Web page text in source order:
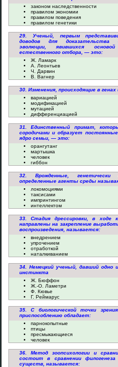
законом наследственности
правилом экономии
правилом поведения
правилом генетики
29. Ученый, первым
доводов для доказательства
эволюции, явившихся
естественного отбора, — это:
Ж. Ламарк
А. Леонтьев
Ч. Дарвин
В. Вагнер
30. Изменения, происходящие в
вариацией
модификацией
мутацией
дифференциацией
31. Единственный примат,
сородичами и образует
ядро семьи, — это:
орангутанг
мартышка
человек
гиббон
32. Врожденные, генетически
определенные агенты среды
локомоциями
таксисами
импринтингом
интеллектом
33. Стадия дрессировки, в ходе
направлены на закрепление
воспроизведения, называется:
внедрением
упрочением
отработкой
наталкиванием
34. Немецкий ученый, давший одно
инстинкта
Ж. Бюффон
Ж.-О. Ламетри
Ф. Кювье
Г. Реймарус
35. С биологической точки
приспособлению обладает:
парнокопытные
птицы
пресмыкающиеся
человек
36. Метод зоопсихологии и
состоит в сравнении
существ, называется: